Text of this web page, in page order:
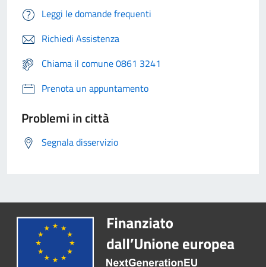
Leggi le domande frequenti
Richiedi Assistenza
Chiama il comune 0861 3241
Prenota un appuntamento
Problemi in città
Segnala disservizio